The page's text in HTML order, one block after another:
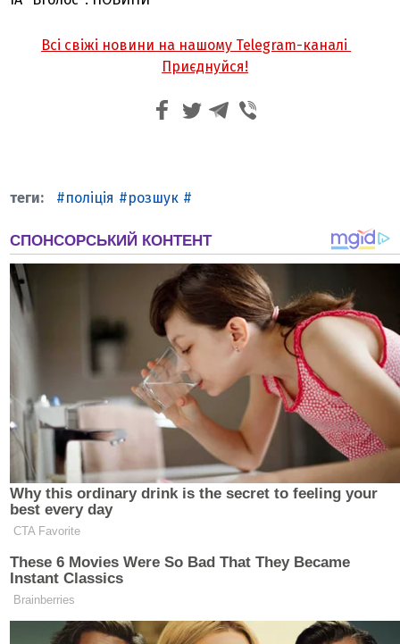
Всі свіжі новини на нашому Telegram-каналі
Приєднуйся!
поліція розшук